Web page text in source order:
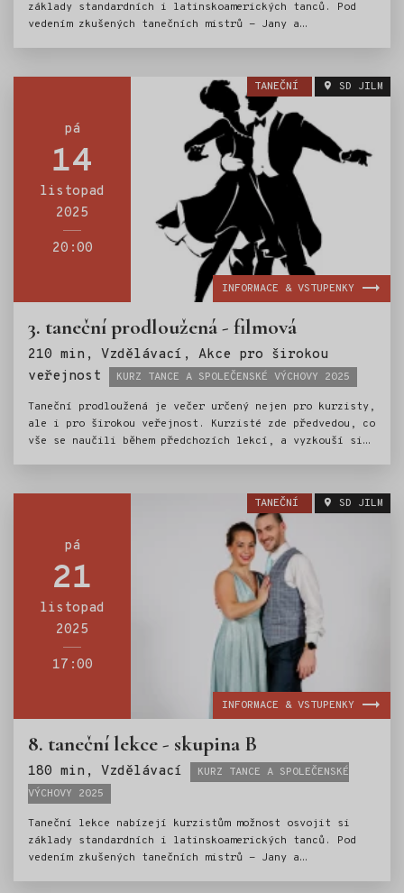
základy standardních i latinskoamerických tanců. Pod
vedením zkušených tanečních mistrů - Jany a
součástí kurzu je i výuka základů společenského chování
a etiky.Kurz tance je tak ideální přípravou pro vstup
do světa společenských událostí.
pá
14
listopad
2025
20:00
TANEČNÍ SD JILM
3. taneční prodloužená - filmová
210 min, Vzdělávací, Akce pro širokou
veřejnost
Štítky:
KURZ TANCE A SPOLEČENSKÉ VÝCHOVY 2025
Taneční prodloužená je večer určený nejen pro kurzisty,
ale i pro širokou veřejnost. Kurzisté zde předvedou, co
vše se naučili během předchozích lekcí, a vyzkouší si
doprovod se postarají Petr Hájek a Jakub Kuřík.
INFORMACE & VSTUPENKY
pá
21
listopad
2025
17:00
TANEČNÍ SD JILM
8. taneční lekce - skupina B
180 min, Vzdělávací Štítky:
KURZ TANCE A SPOLEČENSKÉ
VÝCHOVY 2025
Taneční lekce nabízejí kurzistům možnost osvojit si
základy standardních i latinskoamerických tanců. Pod
vedením zkušených tanečních mistrů - Jany a
INFORMACE & VSTUPENKY